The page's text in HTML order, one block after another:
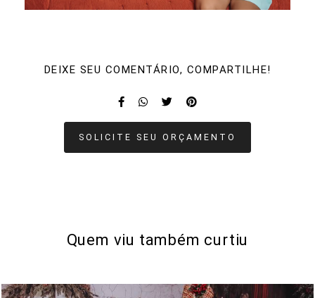
DEIXE SEU COMENTÁRIO, COMPARTILHE!
SOLICITE SEU ORÇAMENTO
Quem viu também curtiu